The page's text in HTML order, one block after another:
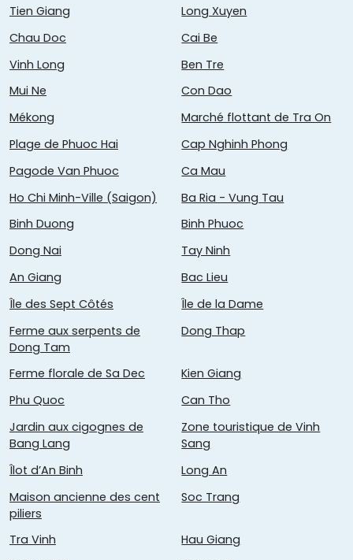
Tien Giang
Long Xuyen
Chau Doc
Cai Be
Vinh Long
Ben Tre
Mui Ne
Con Dao
Mékong
Marché flottant de Tra On
Plage de Phuoc Hai
Cap Nghinh Phong
Pagode Van Phuoc
Ca Mau
Ho Chi Minh-Ville (Saigon)
Ba Ria - Vung Tau
Binh Duong
Binh Phuoc
Dong Nai
Tay Ninh
An Giang
Bac Lieu
Île des Sept Côtés
Île de la Dame
Ferme aux serpents de
Dong Tam
Dong Thap
Ferme florale de Sa Dec
Kien Giang
Phu Quoc
Can Tho
Jardin aux cigognes de
Bang Lang
Zone touristique de Vinh
Sang
Îlot d’An Binh
Long An
Maison ancienne des cent
piliers
Soc Trang
Tra Vinh
Hau Giang